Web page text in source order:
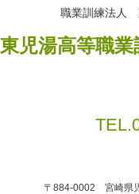
東児湯高等職業
職業訓練法人
〒884-0002 宮崎県